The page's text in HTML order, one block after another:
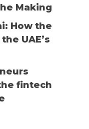
Making
How the
UAE’s
fintech